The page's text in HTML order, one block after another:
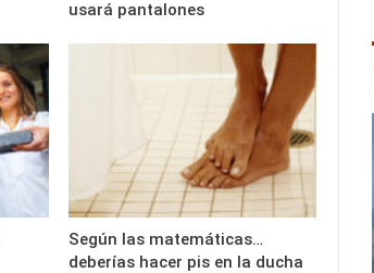
usará pantalones
Según las matemáticas…
deberías hacer pis en la ducha